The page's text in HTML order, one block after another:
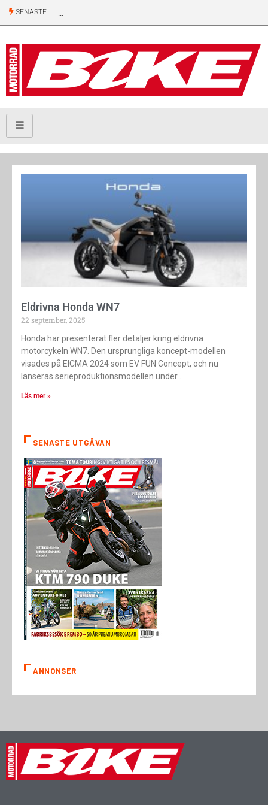
SENASTE
Eldrivna Honda WN7
22 september, 2025
Honda har presenterat fler detaljer kring eldrivna
motorcykeln WN7. Den ursprungliga koncept-modellen
visades på EICMA 2024 som EV FUN Concept, och nu
lanseras serieproduktionsmodellen under
Läs mer »
SENASTE UTGÅVAN
ANNONSER